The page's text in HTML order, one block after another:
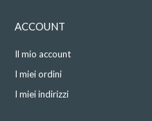
ACCOUNT
Il mio account
I miei ordini
I miei indirizzi